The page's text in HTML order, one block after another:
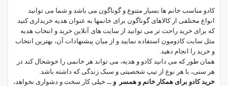
کادو مناسب خانم ها بسیار متنوع و گوناگون می باشد و شما می توانید
انواع مختلفی از کالاهای گوناگون برای خانمها به عنوان هدیه خریداری کنید
که برای خرید راحت تر می توانید از سایت های آنلاین خرید و انتخاب هدیه
مثل سایت کادومون استفاده نمایید و از میان پیشنهادات آن، بهترین انتخاب
و خرید را انجام دهید.
همان طور که می دانید کادو و هدیه، می تواند هر خانمی را خوشحال کند در
هر سنی، با هر نوع از تیپ شخصیتی و سبک زندگی که داشته باشد.
خرید کادو برای همکار خانم و همسر و ... خیلی کار سخت و دشواری نخواهد،